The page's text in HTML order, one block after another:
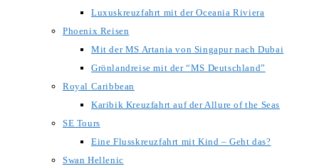
Luxuskreuzfahrt mit der Oceania Riviera
Phoenix Reisen
Mit der MS Artania von Singapur nach Dubai
Grönlandreise mit der “MS Deutschland”
Royal Caribbean
Karibik Kreuzfahrt auf der Allure of the Seas
SE Tours
Eine Flusskreuzfahrt mit Kind – Geht das?
Swan Hellenic